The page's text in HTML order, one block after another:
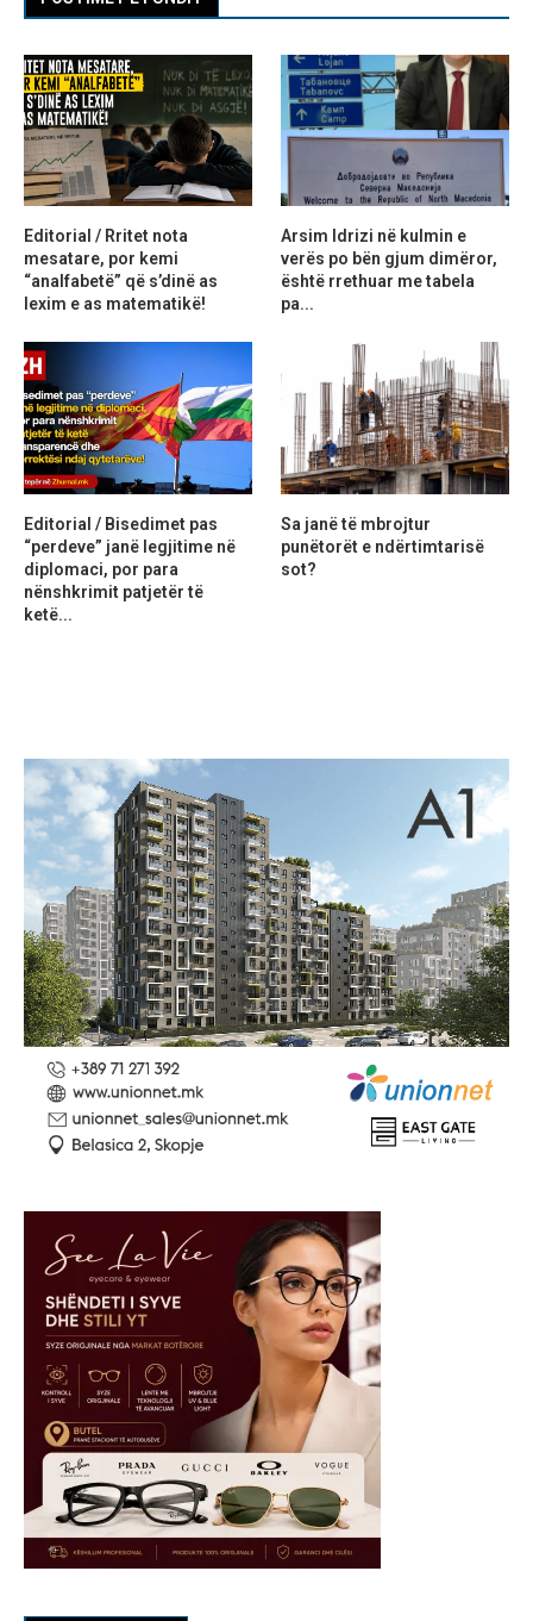
Editorial / Rritet nota
mesatare, por kemi
“analfabetë” që s’dinë as
lexim e as matematikë!
Arsim Idrizi në kulmin e
verës po bën gjum dimëror,
është rrethuar me tabela
pa...
Editorial / Bisedimet pas
“perdeve” janë legjitime në
diplomaci, por para
nënshkrimit patjetër të
ketë...
Sa janë të mbrojtur
punëtorët e ndërtimtarisë
sot?